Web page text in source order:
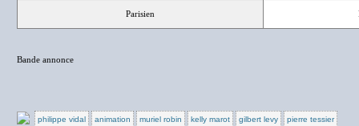
Parisien
Bande annonce
philippe vidal animation muriel robin kelly marot gilbert levy pierre tessier